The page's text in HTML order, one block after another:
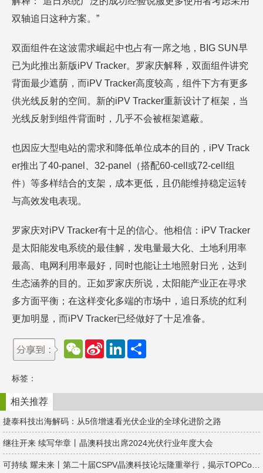
双轴追日这种方案。”
双面组件在这波需求崛起中也占有一席之地，BIG SUN早
已为此推出新版iPV Tracker。罗家庆解释，双面组件讲究
背面最少遮荫，而iPV Tracker高度较高，组件下方有更多
供光线反射的空间。新的iPV Tracker重新设计了框架，当
光线反射到组件背面时，几乎不会被框架遮蔽。
也因应大型电站的需求和降低单位成本的目的，iPV Track
er推出了40-panel、32-panel（搭配60-cell或72-cell组
件）等多样结合的支架，成本更低，且仍能维持稳定运转
与高效发电表现。
罗家庆对iPV Tracker有十足的信心。他相信：iPV Tracker
是太阳能发电系统的最佳解，发电量最大化、土地利用率
最高、电网利用率最好，同时也能让土地照射日光，达到
生态涵养的目的。正如罗家庆所说，太阳能产业正在寻求
多方面平衡；在这样变化多端的市场中，追日系统的红利
更加明显，而iPV Tracker已经做好了十足准备。
W
e
t
S
e
b
o
L
d
n
标签：
相关推荐
捷泰科技出海解码：从5倍增速看光伏企业的全球化进阶之路
继往开来 续写华章丨晶澳科技出席2024光伏行业年度大会